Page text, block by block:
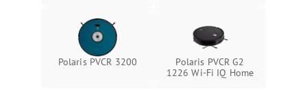
Polaris PVCR 3200
Polaris PVCR G2
1226 Wi-Fi IQ Home